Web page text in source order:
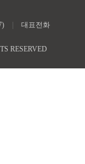
대표전화
RESERVED